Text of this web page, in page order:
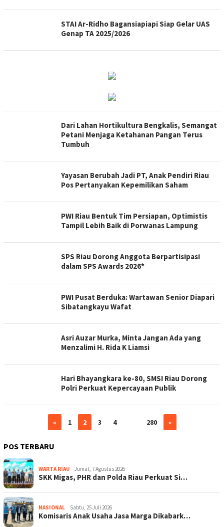
STAI Ar-Ridho Bagansiapiapi Siap Gelar UAS
Genap TA 2025/2026
Dari Lahan Hortikultura Bengkalis, Semangat
Petani Menjaga Ketahanan Pangan Terus
Tumbuh
Yayasan Berubah Jadi PT, Anak Pendiri Riau
Pos Pertanyakan Kepemilikan Saham
PWI Riau Bentuk Tim Persiapan, Optimistis
Tampil Lebih Baik di Porwanas Lampung
SPS Riau Dorong Anggota Berpartisipasi
dalam SPS Awards 2026*
PWI Pusat Berduka: Wartawan Senior Diapari
Sibatangkayu Wafat
Asri Auzar Murka, Minta Jangan Ada yang
Menzalimi H. Rida K Liamsi
Hari Bhayangkara ke-80, SMSI Riau Dorong
Polri Perkuat Kepercayaan Publik
« 1 2 3 4 280 »
POS TERBARU
WARTA RIAU Jumat, 7 Agustus 2026
SKK Migas, PHR dan Polda Riau Perkuat Si…
NASIONAL Sabtu, 25 Juli 2026
Komisaris Anak Usaha Jasa Marga Dikabark…